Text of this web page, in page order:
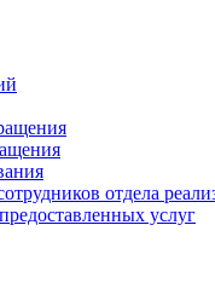
отдела
услуг